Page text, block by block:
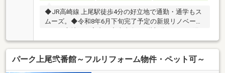
◆JR高崎線 上尾駅徒歩4分の好立地で通勤・通学もス
ムーズ。◆令和8年6月下旬完了予定の新規リノベーシ
ョンで心地よい室内。◆南東向き4階部分につき、陽
当たり・通風ともに良好な住まい。◆アフターサービ
ス保証＆24時間緊急対応で、購入後も安心を。JR高崎
線「上尾」駅より徒歩4分。駅前の利便性と、南東向
きならではの豊かな陽当りを享受するリノベ物件が登
パーク上尾弐番館～フルリフォーム物件・ペット可～